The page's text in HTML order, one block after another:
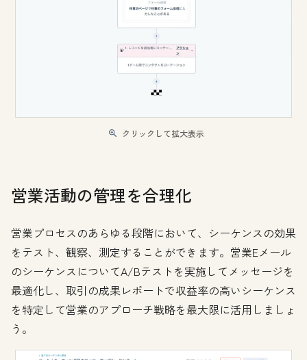
クリックして拡大表示
営業活動の管理を合理化
営業プロセスのあらゆる段階において、シーケンスの効果
をテスト、観察、測定することができます。営業Eメール
のシーケンスについてA/Bテストを実施してメッセージを
最適化し、取引の成果レポートで収益率の高いシーケンス
を特定して営業のアプローチ戦略を最大限に活用しましょ
う。